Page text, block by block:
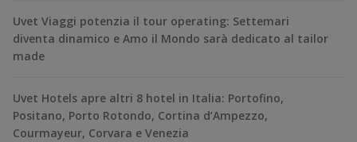
Uvet Viaggi potenzia il tour operating: Settemari
diventa dinamico e Amo il Mondo sarà dedicato al tailor
made
Uvet Hotels apre altri 8 hotel in Italia: Portofino,
Positano, Porto Rotondo, Cortina d’Ampezzo,
Courmayeur, Corvara e Venezia